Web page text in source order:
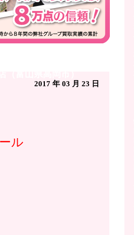
2017 年 03 月 23 日
ル